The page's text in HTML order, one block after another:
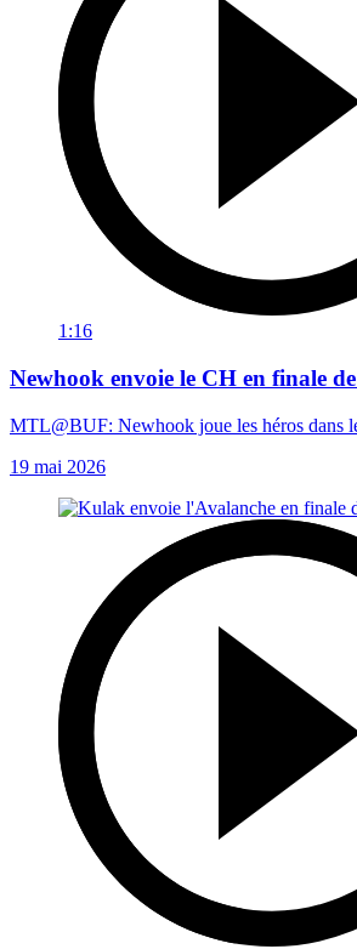
1:16
Newhook envoie le CH en finale
MTL@BUF: Newhook joue les héros dans
19 mai 2026